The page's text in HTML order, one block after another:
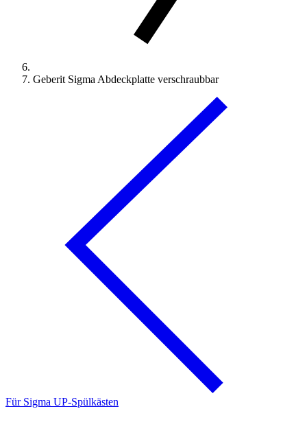
Geberit Sigma Abdeckplatte verschraubbar
Für Sigma UP-Spülkästen